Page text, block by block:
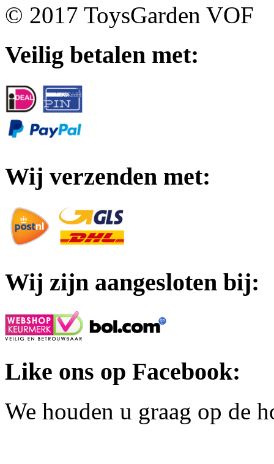
© 2017 ToysGarden VOF
Veilig betalen met:
Wij verzenden met:
Wij zijn aangesloten bij:
Like ons op Facebook:
We houden u graag op de